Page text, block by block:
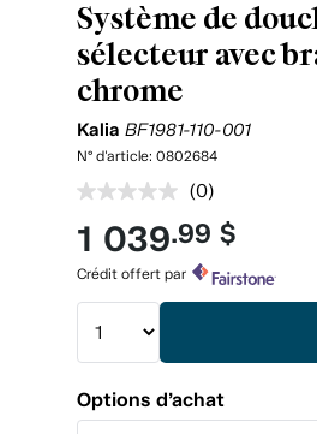
Système de
sélecteur avec
chrome
KaliaBF1981-110-001
N° d'article:0802684
Aucune
cote
pour
produit.
(0)
1 039.99 $
Crédit offert par
Options d’achat